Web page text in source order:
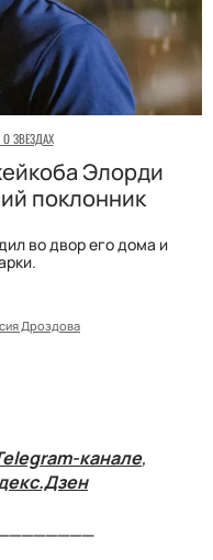
ЗВЕЗДАХ
Элорди
поклонник
во двор его дома и
Дроздова
канале,